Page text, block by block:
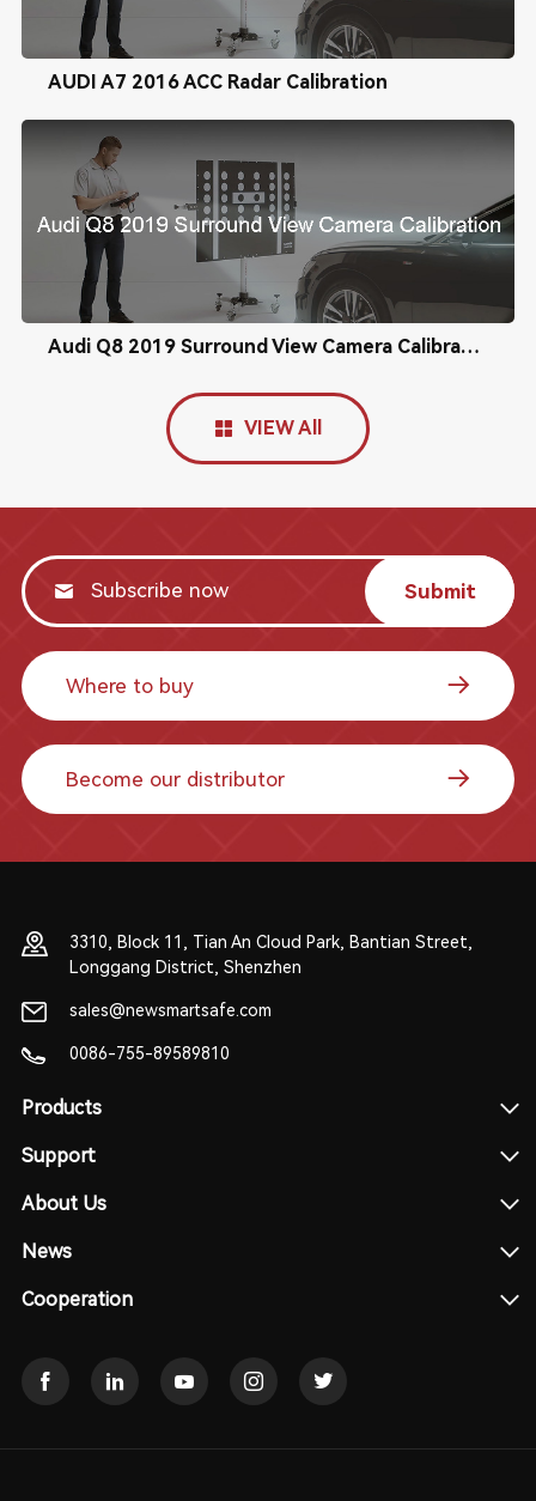
AUDI A7 2016 ACC Radar Calibration
Audi Q8 2019 Surround View Camera Calibration
VIEW All
Submit
Where to buy
Become our distributor
3310, Block 11, Tian An Cloud Park, Bantian Street,
Longgang District, Shenzhen
sales@newsmartsafe.com
0086-755-89589810
Products
Support
About Us
News
Cooperation